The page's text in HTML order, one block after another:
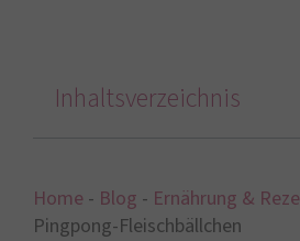
Home - Blog - Ernährung &
Pingpong-Fleischbällchen
Inhaltsverzeichnis